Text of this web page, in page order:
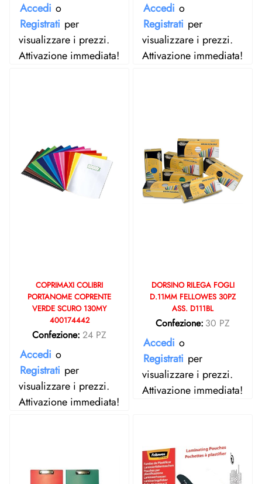
Accedi o
Registrati per
visualizzare i prezzi.
Attivazione immediata!
Accedi o
Registrati per
visualizzare i prezzi.
Attivazione immediata!
COPRIMAXI COLIBRI
PORTANOME COPRENTE
VERDE SCURO 130MY
400174442
Confezione: 24 PZ
Accedi o
Registrati per
visualizzare i prezzi.
Attivazione immediata!
DORSINO RILEGA FOGLI
D.11MM FELLOWES 30PZ
ASS. D111BL
Confezione: 30 PZ
Accedi o
Registrati per
visualizzare i prezzi.
Attivazione immediata!